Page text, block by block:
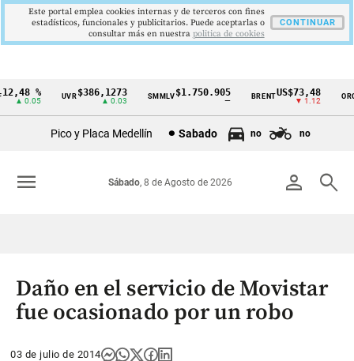
Cintillo
Colombia
%
▲ 0.05
UVR$386,1273
▲ 0.03
SMMLV $1.750.905 BRENTUS$73,48
▼ 1.12
ORO
Pico y Placa Medellín Sabado no no
person search
Sábado, 8 de Agosto de 2026
menu
Daño en el servicio de Movistar
fue ocasionado por un robo
03 de julio de 2014
Este portal emplea cookies internas y de terceros con fines
estadísticos, funcionales y publicitarios. Puede aceptarlas o
consultar más en nuestra politica de cookies
CONTINUAR